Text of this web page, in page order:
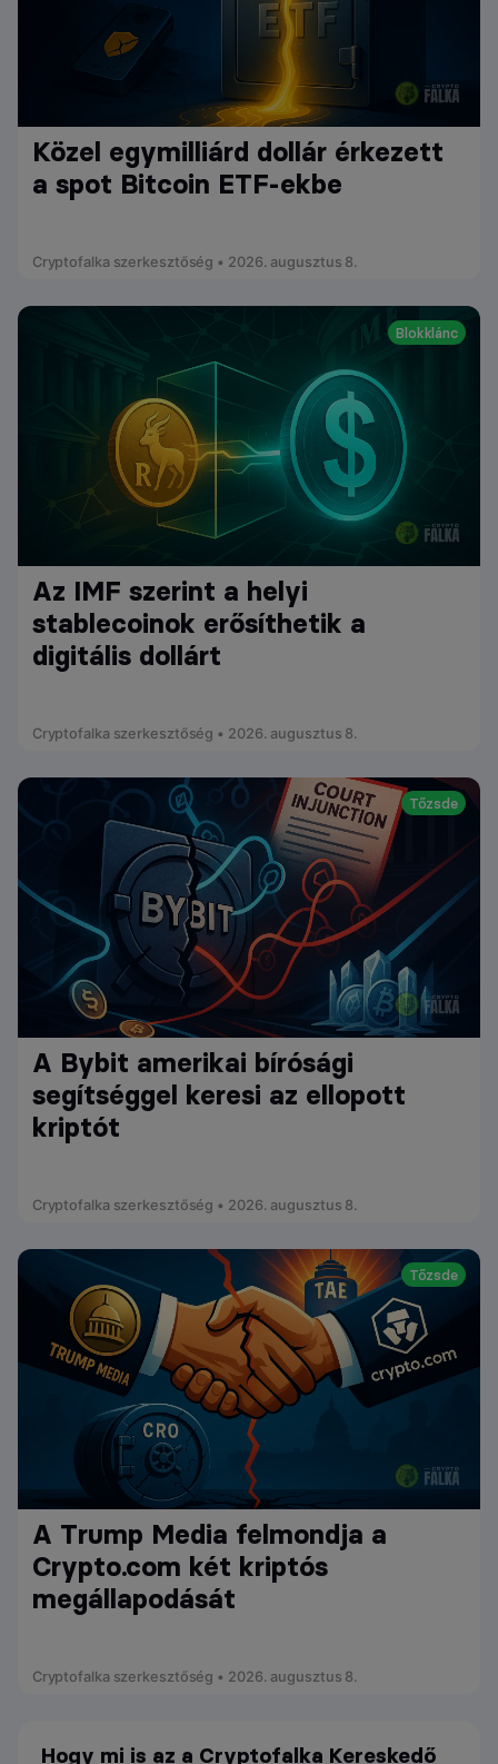
Közel egymilliárd dollár érkezett
a spot Bitcoin ETF-ekbe
Cryptofalka szerkesztőség • 2026. augusztus 8.
Blokklánc
Az IMF szerint a helyi
stablecoinok erősíthetik a
digitális dollárt
Cryptofalka szerkesztőség • 2026. augusztus 8.
Tőzsde
A Bybit amerikai bírósági
segítséggel keresi az ellopott
kriptót
Cryptofalka szerkesztőség • 2026. augusztus 8.
Tőzsde
A Trump Media felmondja a
Crypto.com két kriptós
megállapodását
Cryptofalka szerkesztőség • 2026. augusztus 8.
Hogy mi is az a Cryptofalka Kereskedő